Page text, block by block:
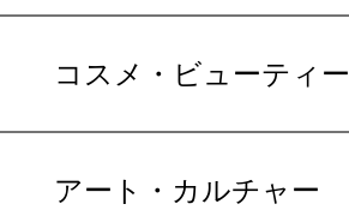
コスメ・ビューティー
アート・カルチャー